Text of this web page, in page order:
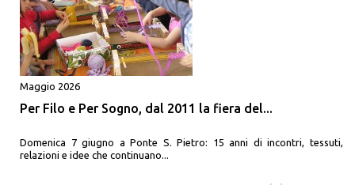
Maggio 2026
Per Filo e Per Sogno, dal 2011 la fiera del...
Domenica 7 giugno a Ponte S. Pietro: 15 anni di incontri, tessuti,
relazioni e idee che continuano...